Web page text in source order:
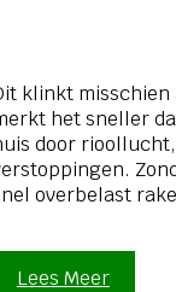
klinkt misschien
het sneller
door
overbelast
Lees Meer